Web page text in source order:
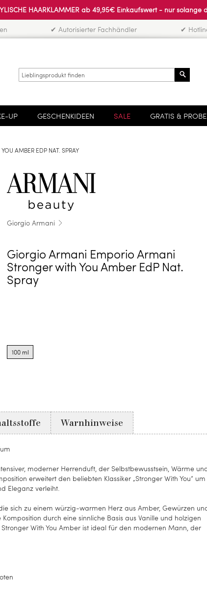
HAARKLAMMER ab 49,95€ Einkaufswert - nur solange
✔ Autorisierter Fachhändler ✔
UP GESCHENKIDEEN SALE GRATIS &
AMBER EDP NAT. SPRAY
Giorgio Armani
Giorgio Armani Emporio Armani
Stronger with You Amber EdP Nat.
Spray
options
for
100 ml
moderner Herrenduft, der Selbstbewusstsein, Wärme
erweitert den beliebten Klassiker „Stronger With You“ um
Eleganz verleiht.
sich zu einem würzig-warmen Herz aus Amber, Gewürzen
durch eine sinnliche Basis aus Vanille und holzigen
With You Amber ist ideal für den modernen Mann, der
Warnhinweise